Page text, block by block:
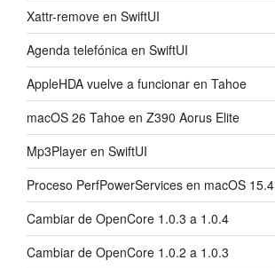
Xattr-remove en SwiftUI
Agenda telefónica en SwiftUI
AppleHDA vuelve a funcionar en Tahoe
macOS 26 Tahoe en Z390 Aorus Elite
Mp3Player en SwiftUI
Proceso PerfPowerServices en macOS 15.4
Cambiar de OpenCore 1.0.3 a 1.0.4
Cambiar de OpenCore 1.0.2 a 1.0.3